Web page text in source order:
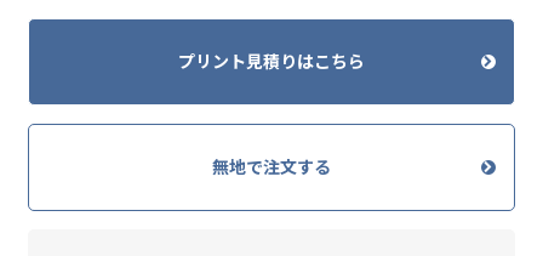
プリント見積りはこちら
無地で注文する